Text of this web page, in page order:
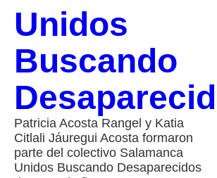
Unidos
Buscando
Patricia Acosta Rangel y Katia
Citlali Jáuregui Acosta formaron
parte del colectivo Salamanca
Unidos Buscando Desaparecidos